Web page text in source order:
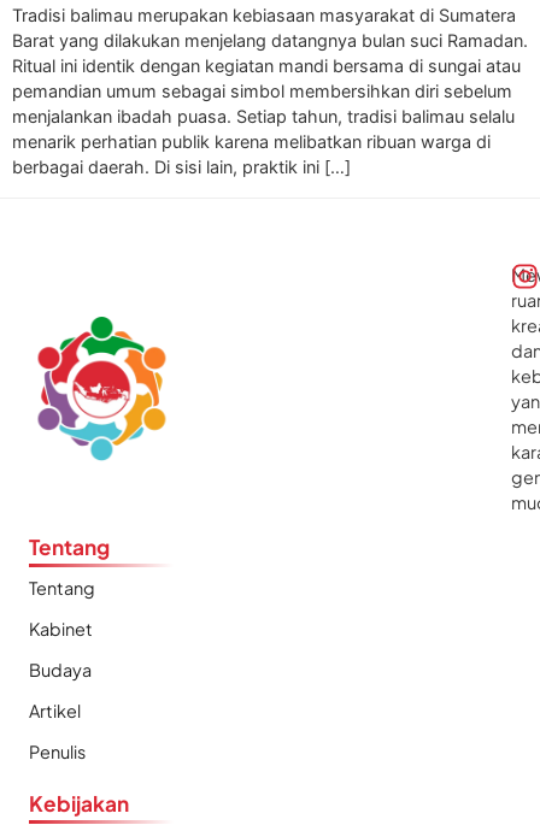
Tradisi balimau merupakan kebiasaan masyarakat di Sumatera
Barat yang dilakukan menjelang datangnya bulan suci Ramadan.
Ritual ini identik dengan kegiatan mandi bersama di sungai atau
pemandian umum sebagai simbol membersihkan diri sebelum
menjalankan ibadah puasa. Setiap tahun, tradisi balimau selalu
menarik perhatian publik karena melibatkan ribuan warga di
berbagai daerah. Di sisi lain, praktik ini […]
Tentang
Tentang
Kabinet
Budaya
Artikel
Penulis
Kebijakan